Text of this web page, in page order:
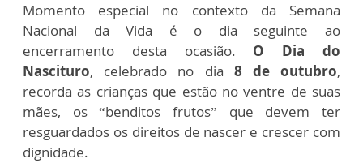
Momento especial no contexto da Semana
Nacional da Vida é o dia seguinte ao
encerramento desta ocasião. O Dia do
Nascituro, celebrado no dia 8 de outubro,
recorda as crianças que estão no ventre de suas
mães, os “benditos frutos” que devem ter
resguardados os direitos de nascer e crescer com
dignidade.